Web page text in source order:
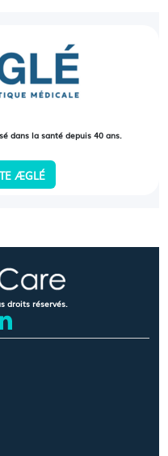
dans la santé depuis 40 ans.
ÆGLÉ
droits réservés.